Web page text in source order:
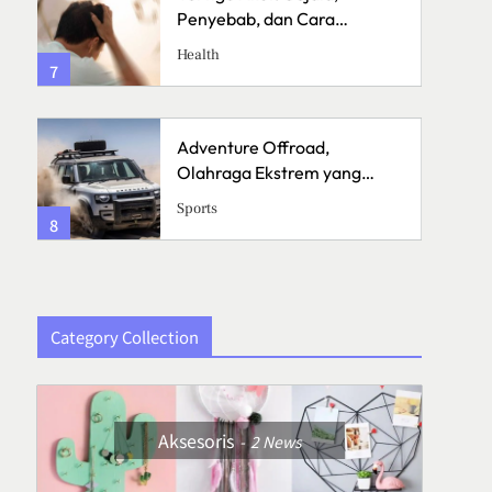
7
Penyebab, dan Cara
Menanganinya
Health
8
Adventure Offroad,
Olahraga Ekstrem yang
Sports
Category Collection
Aksesoris 2News